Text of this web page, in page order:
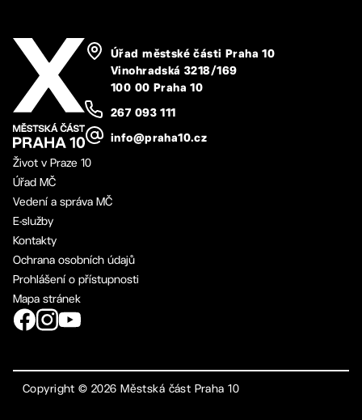
Úřad městské části Praha 10
Vinohradská 3218/169
100 00 Praha 10
267 093 111
info@praha10.cz
Život v Praze 10
Úřad MČ
Vedení a správa MČ
E-služby
Kontakty
Ochrana osobních údajů
Prohlášení o přístupnosti
Mapa stránek
Copyright ©2026 Městská část Praha 10